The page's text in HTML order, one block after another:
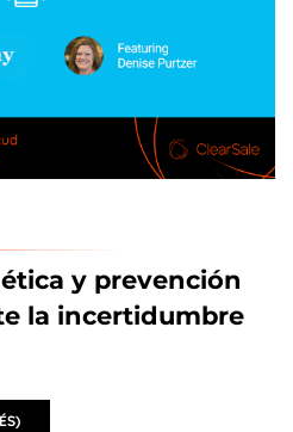
y prevención
la incertidumbre